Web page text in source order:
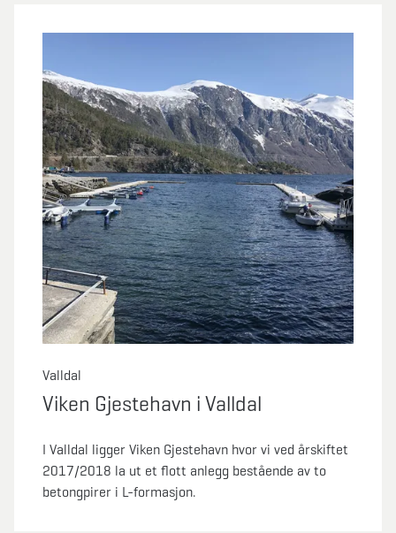
Valldal
Viken Gjestehavn i Valldal
I Valldal ligger Viken Gjestehavn hvor vi ved årskiftet
2017/2018 la ut et flott anlegg bestående av to
betongpirer i L-formasjon.